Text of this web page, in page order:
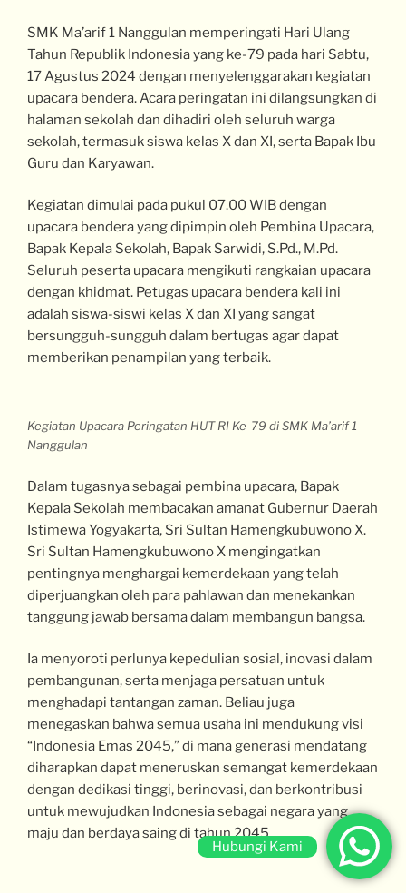
SMK Ma’arif 1 Nanggulan memperingati Hari Ulang
Tahun Republik Indonesia yang ke-79 pada hari Sabtu,
17 Agustus 2024 dengan menyelenggarakan kegiatan
upacara bendera. Acara peringatan ini dilangsungkan di
halaman sekolah dan dihadiri oleh seluruh warga
sekolah, termasuk siswa kelas X dan XI, serta Bapak Ibu
Guru dan Karyawan.
Kegiatan dimulai pada pukul 07.00 WIB dengan
upacara bendera yang dipimpin oleh Pembina Upacara,
Bapak Kepala Sekolah, Bapak Sarwidi, S.Pd., M.Pd.
Seluruh peserta upacara mengikuti rangkaian upacara
dengan khidmat. Petugas upacara bendera kali ini
adalah siswa-siswi kelas X dan XI yang sangat
bersungguh-sungguh dalam bertugas agar dapat
memberikan penampilan yang terbaik.
Kegiatan Upacara Peringatan HUT RI Ke-79 di SMK Ma’arif 1
Nanggulan
Dalam tugasnya sebagai pembina upacara, Bapak
Kepala Sekolah membacakan amanat Gubernur Daerah
Istimewa Yogyakarta, Sri Sultan Hamengkubuwono X.
Sri Sultan Hamengkubuwono X mengingatkan
pentingnya menghargai kemerdekaan yang telah
diperjuangkan oleh para pahlawan dan menekankan
tanggung jawab bersama dalam membangun bangsa.
Ia menyoroti perlunya kepedulian sosial, inovasi dalam
pembangunan, serta menjaga persatuan untuk
menghadapi tantangan zaman. Beliau juga
menegaskan bahwa semua usaha ini mendukung visi
“Indonesia Emas 2045,” di mana generasi mendatang
diharapkan dapat meneruskan semangat kemerdekaan
dengan dedikasi tinggi, berinovasi, dan berkontribusi
untuk mewujudkan Indonesia sebagai negara yang
maju dan berdaya saing di tahun 2045.
Hubungi Kami